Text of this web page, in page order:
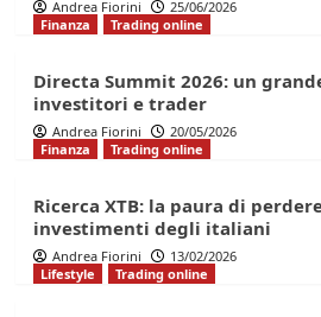
Andrea Fiorini
25/06/2026
Finanza
Trading online
Directa Summit 2026: un
investitori e trader
Andrea Fiorini
20/05/2026
Finanza
Trading online
Ricerca XTB: la paura di
investimenti degli italiani
Andrea Fiorini
13/02/2026
Lifestyle
Trading online